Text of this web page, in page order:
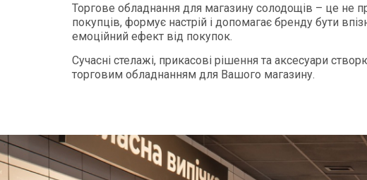
Торгове обладнання для магазину солодощів – це не
покупців, формує настрій і допомагає бренду бути
емоційний ефект від покупок.
Сучасні стелажі, прикасові рішення та аксесуари
торговим обладнанням для Вашого магазину.